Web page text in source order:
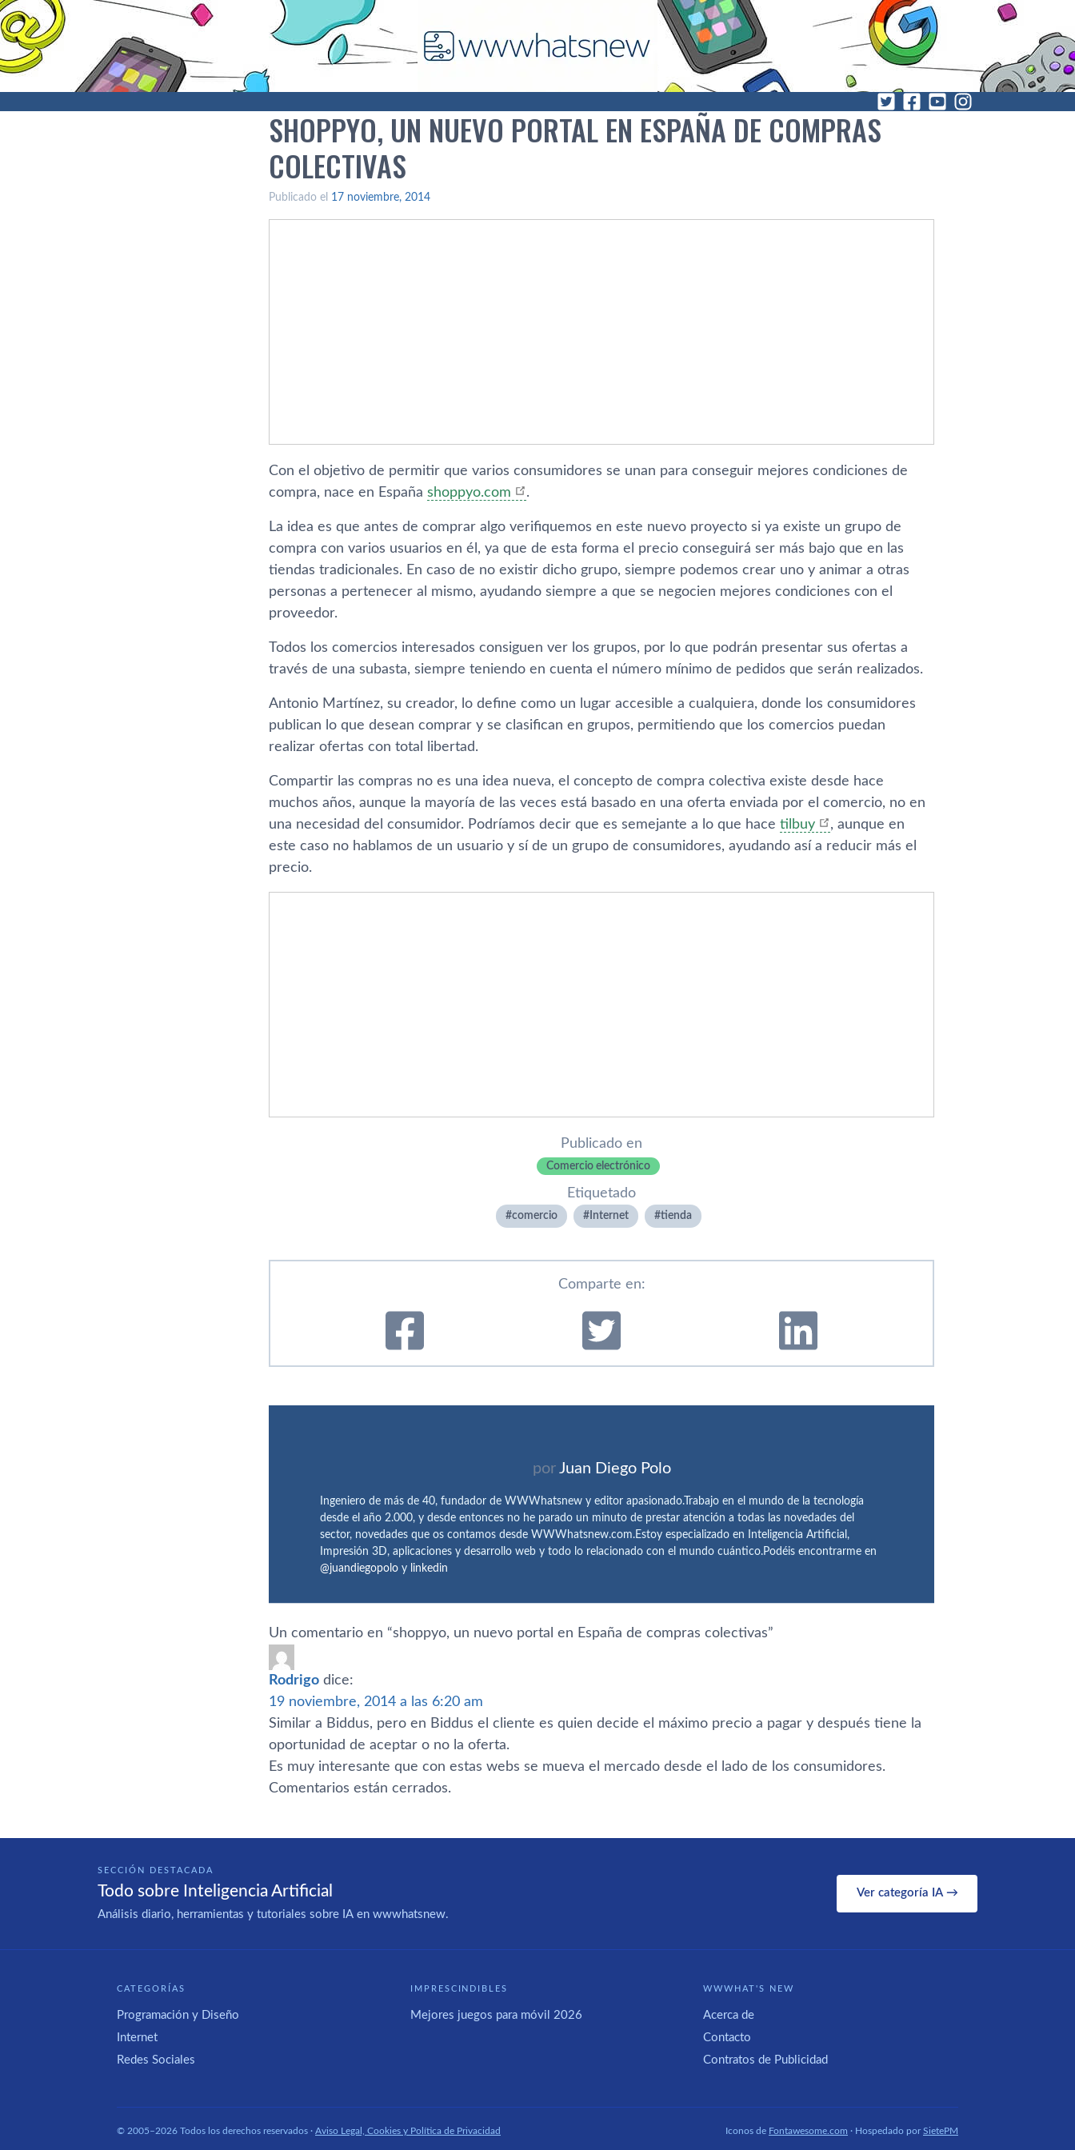
SHOPPYO, UN NUEVO PORTAL EN ESPAÑA DE COMPRAS
COLECTIVAS
Publicado el 17 noviembre, 2014
Con el objetivo de permitir que varios consumidores se unan para conseguir mejores condiciones de
compra, nace en España shoppyo.com .
La idea es que antes de comprar algo verifiquemos en este nuevo proyecto si ya existe un grupo de
compra con varios usuarios en él, ya que de esta forma el precio conseguirá ser más bajo que en las
tiendas tradicionales. En caso de no existir dicho grupo, siempre podemos crear uno y animar a otras
personas a pertenecer al mismo, ayudando siempre a que se negocien mejores condiciones con el
proveedor.
Todos los comercios interesados consiguen ver los grupos, por lo que podrán presentar sus ofertas a
través de una subasta, siempre teniendo en cuenta el número mí­nimo de pedidos que serán realizados.
Antonio Martí­nez, su creador, lo define como un lugar accesible a cualquiera, donde los consumidores
publican lo que desean comprar y se clasifican en grupos, permitiendo que los comercios puedan
realizar ofertas con total libertad.
Compartir las compras no es una idea nueva, el concepto de compra colectiva existe desde hace
muchos años, aunque la mayorí­a de las veces está basado en una oferta enviada por el comercio, no en
una necesidad del consumidor. Podrí­amos decir que es semejante a lo que hace tilbuy
, aunque en
este caso no hablamos de un usuario y sí­ de un grupo de consumidores, ayudando así­ a reducir más el
precio.
Publicado en
Comercio electrónico
Etiquetado
comercio Internet tienda
Comparte en:
por Juan Diego Polo
Ingeniero de más de 40, fundador de WWWhatsnew y editor apasionado.Trabajo en el mundo de la tecnología
desde el año 2.000, y desde entonces no he parado un minuto de prestar atención a todas las novedades del
sector, novedades que os contamos desde WWWhatsnew.com.Estoy especializado en Inteligencia Artificial,
Impresión 3D, aplicaciones y desarrollo web y todo lo relacionado con el mundo cuántico.Podéis encontrarme en
@juandiegopolo y linkedin
Un comentario en “shoppyo, un nuevo portal en España de compras colectivas”
Rodrigo dice:
19 noviembre, 2014 a las 6:20 am
Similar a Biddus, pero en Biddus el cliente es quien decide el máximo precio a pagar y después tiene la
oportunidad de aceptar o no la oferta.
Es muy interesante que con estas webs se mueva el mercado desde el lado de los consumidores.
Comentarios están cerrados.
SECCIÓN DESTACADA
Todo sobre Inteligencia Artificial
Análisis diario, herramientas y tutoriales sobre IA en wwwhatsnew.
Ver categoría IA →
CATEGORÍAS
Programación y Diseño
Internet
Redes Sociales
IMPRESCINDIBLES
Mejores juegos para móvil 2026
WWWHAT'S NEW
Acerca de
Contacto
Contratos de Publicidad
© 2005–2026 Todos los derechos reservados · Aviso Legal, Cookies y Política de Privacidad Iconos de Fontawesome.com · Hospedado porSietePM